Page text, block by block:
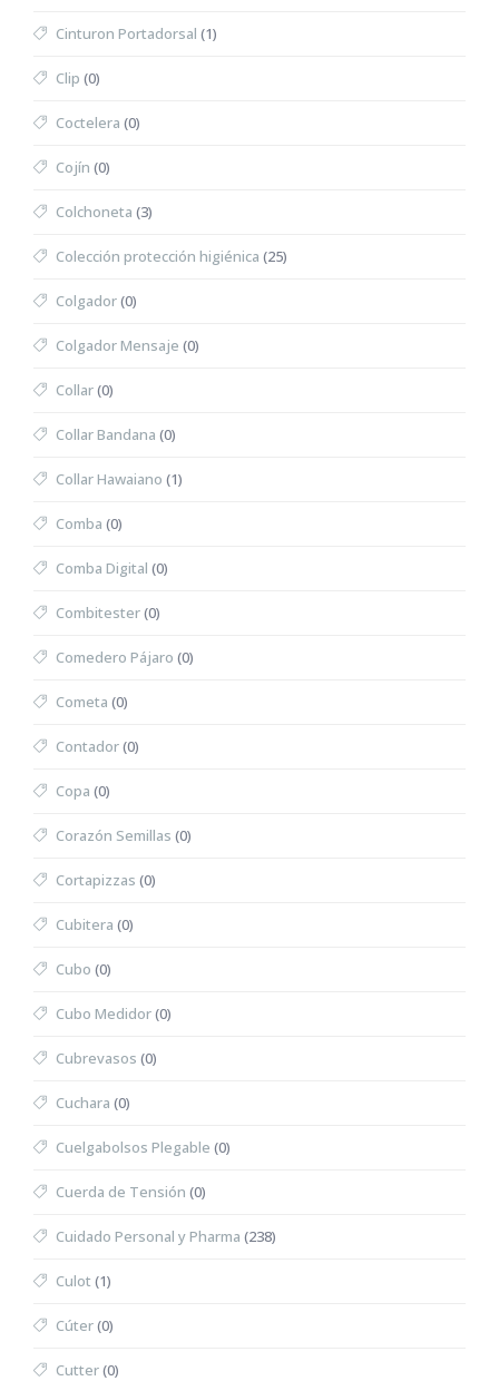
Cinturon Portadorsal (1)
Clip (0)
Coctelera (0)
Cojín (0)
Colchoneta (3)
Colección protección higiénica (25)
Colgador(0)
Colgador Mensaje (0)
Collar(0)
Collar Bandana (0)
Collar Hawaiano (1)
Comba (0)
Comba Digital (0)
Combitester(0)
Comedero Pájaro (0)
Cometa (0)
Contador(0)
Copa (0)
Corazón Semillas (0)
Cortapizzas (0)
Cubitera (0)
Cubo (0)
Cubo Medidor(0)
Cubrevasos (0)
Cuchara (0)
Cuelgabolsos Plegable (0)
Cuerda de Tensión (0)
Cuidado Personal y Pharma (238)
Culot (1)
Cúter(0)
Cutter(0)